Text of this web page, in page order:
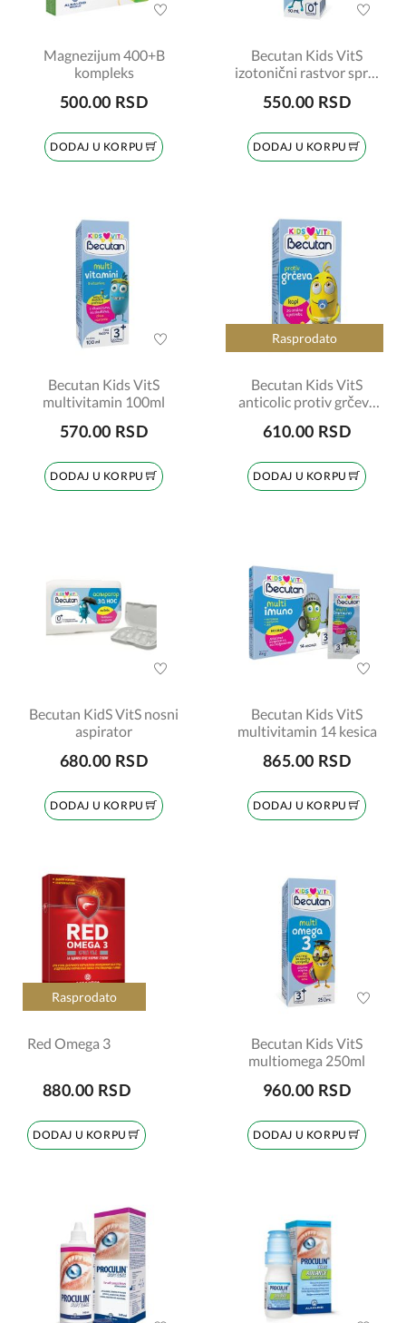
Magnezijum 400+B
kompleks
500.00 RSD
DODAJ U KORPU
Becutan Kids VitS
izotonični rastvor sprej
550.00 RSD
DODAJ U KORPU
Becutan Kids VitS
multivitamin 100ml
570.00 RSD
DODAJ U KORPU
Rasprodato
Becutan Kids VitS
anticolic protiv grčeva
610.00 RSD
DODAJ U KORPU
Becutan KidS VitS nosni
aspirator
680.00 RSD
DODAJ U KORPU
Becutan Kids VitS
multivitamin 14 kesica
865.00 RSD
DODAJ U KORPU
Rasprodato
Red Omega 3
880.00 RSD
DODAJ U KORPU
Becutan Kids VitS
multiomega 250ml
960.00 RSD
DODAJ U KORPU